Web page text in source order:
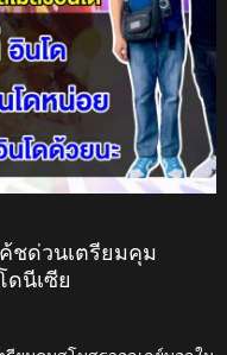
ชด่วนเตรียมคุม
ดนีเซีย